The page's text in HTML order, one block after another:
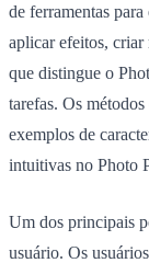
de ferramentas
aplicar efeitos, criar
que distingue o
tarefas. Os métodos
exemplos de
intuitivas no Photo
Um dos principais
usuário. Os